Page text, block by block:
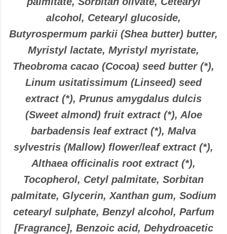
alcohol, Cetearyl glucoside,
Butyrospermum parkii (Shea butter) butter,
Myristyl lactate, Myristyl myristate,
Theobroma cacao (Cocoa) seed butter (*),
Linum usitatissimum (Linseed) seed
extract (*), Prunus amygdalus dulcis
(Sweet almond) fruit extract (*), Aloe
barbadensis leaf extract (*), Malva
sylvestris (Mallow) flower/leaf extract (*),
Althaea officinalis root extract (*),
Tocopherol, Cetyl palmitate, Sorbitan
palmitate, Glycerin, Xanthan gum, Sodium
cetearyl sulphate, Benzyl alcohol, Parfum
[Fragrance], Benzoic acid, Dehydroacetic